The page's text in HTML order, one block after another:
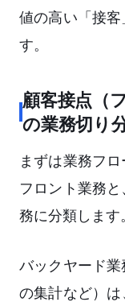
値の高い「接
す。
顧客接点（
の業務切り
まずは業務フ
フロント業務
務に分類します
バックヤード
の集計など）